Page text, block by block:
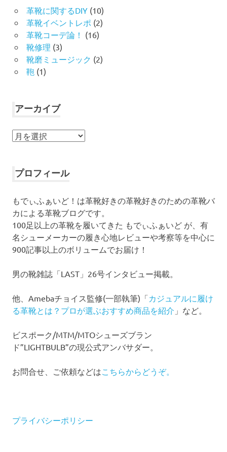
革靴に関するDIY(10)
革靴イベントレポ (2)
革靴コーデ論！ (16)
靴修理 (3)
靴磨ミュージック (2)
鞄 (1)
アーカイブ
ア
イ
プロフィール
もでぃふぁいど！は革靴好きの革靴好きのための革靴バ
カによる革靴ブログです。
100足以上の革靴を履いてきた もでぃふぁいど が、有
名シューメーカーの履き心地レビューや考察等を中心に
900記事以上のボリュームでお届け！
男の靴雑誌「LAST」26号インタビュー掲載。
他、Amebaチョイス監修(一部執筆)「カジュアルに履け
る革靴とは？プロが選ぶおすすめ商品を紹介 」など。
ビスポーク/MTM/MTOシューズブラン
ド”LIGHTBULB”の現公式アンバサダー。
お問合せ、ご依頼などは こちらからどうぞ。
プライバシーポリシー